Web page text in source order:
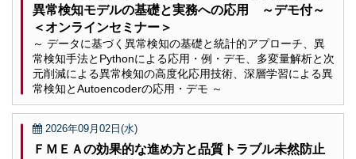
異常検知モデルの基礎と実務への応用 ～デモ付～
＜オンラインセミナー＞
～ データに基づく異常検知の基礎と統計的アプローチ、異
常検知手法とPythonによる応用・例・デモ、多変量解析と次
元削減による異常検知の高度化応用技術、深層学習による異
常検知とAutoencoderの応用・デモ ～
2026年09月02日(水)
ＦＭＥＡの効果的な進め方と品質トラブル未然防止